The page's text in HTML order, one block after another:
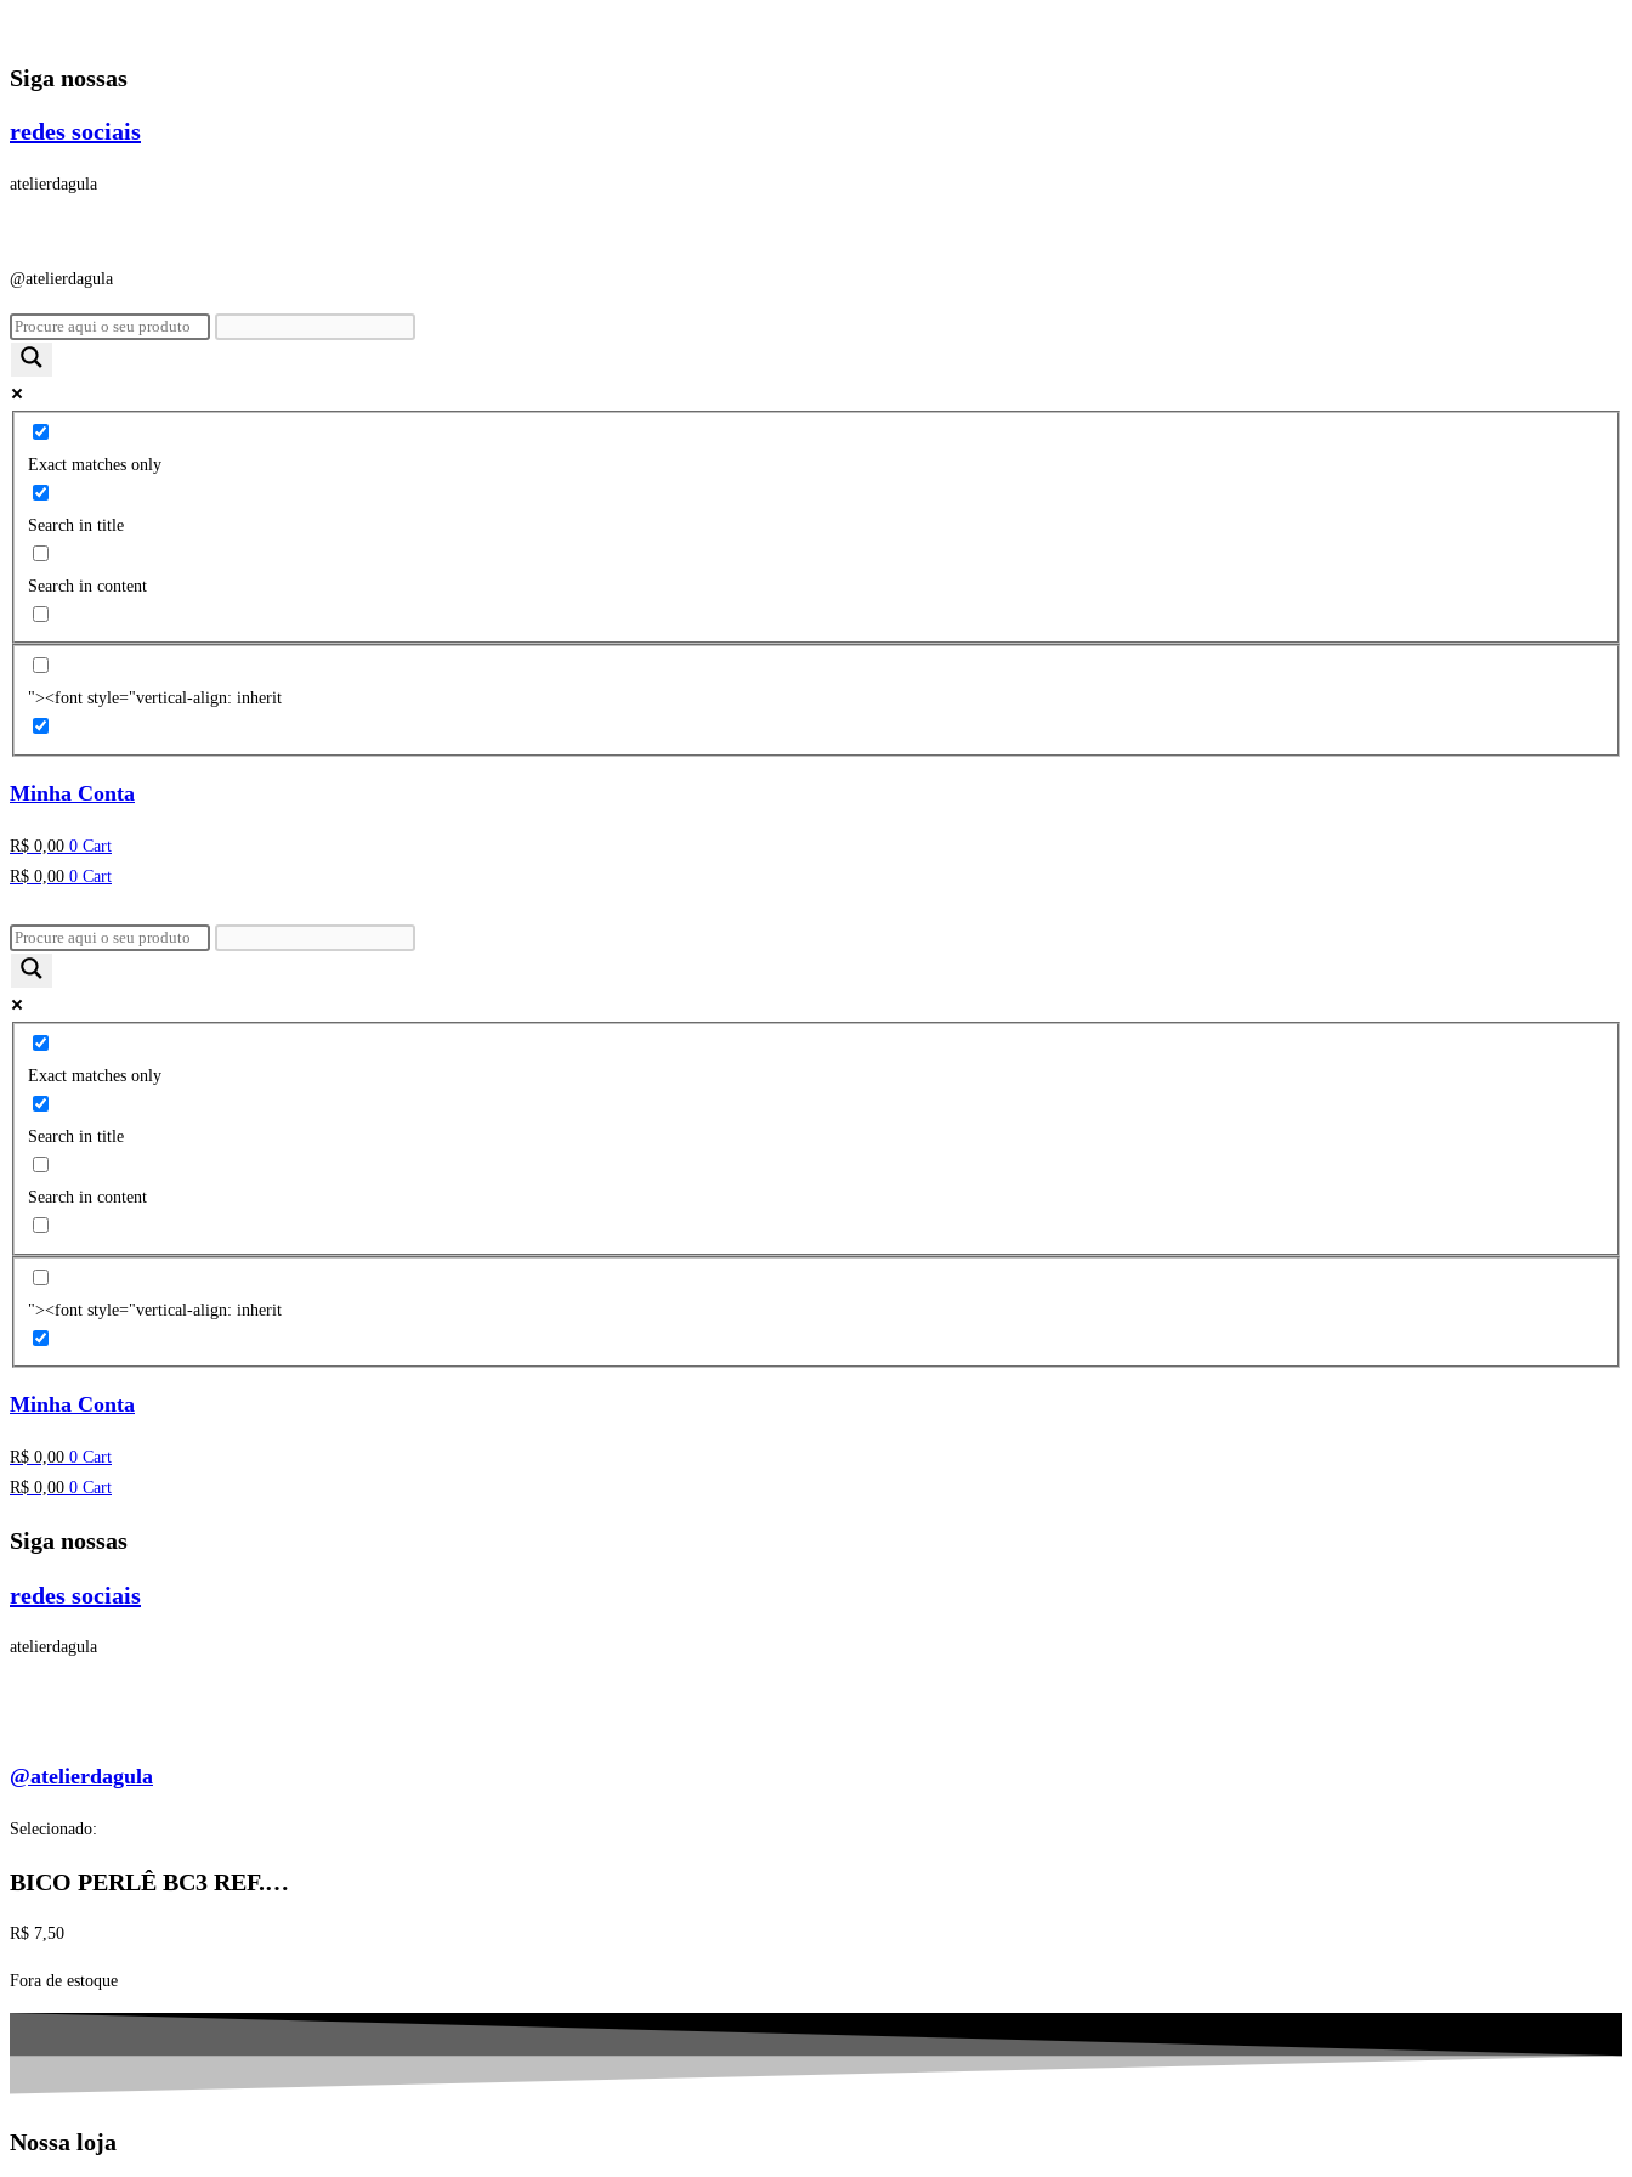
o
Siga nossas
redes sociais
atelierdagula
@atelierdagula
Exact matches only
Search in title
Search in content
"><font style="vertical-align: inherit
Minha Conta
R$ 0,00 0 Cart
R$ 0,00 0 Cart
Exact matches only
Search in title
Search in content
"><font style="vertical-align: inherit
Minha Conta
R$ 0,00 0 Cart
R$ 0,00 0 Cart
Siga nossas
redes sociais
atelierdagula
@atelierdagula
Selecionado:
BICO PERLÊ BC3 REF.…
R$ 7,50
Fora de estoque
Nossa loja